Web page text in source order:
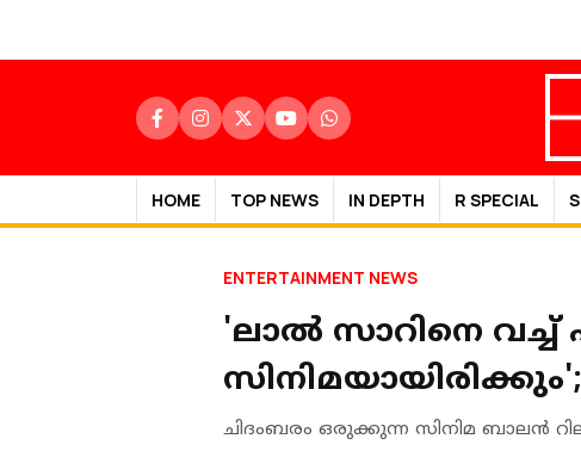
HOME TOP NEWS IN DEPTH R SPECIAL
ENTERTAINMENT NEWS
'ലാല്‍ സാറിനെ
ചിദംബരം ഒരുക്കുന്ന സിനിമ ബാലന്‍